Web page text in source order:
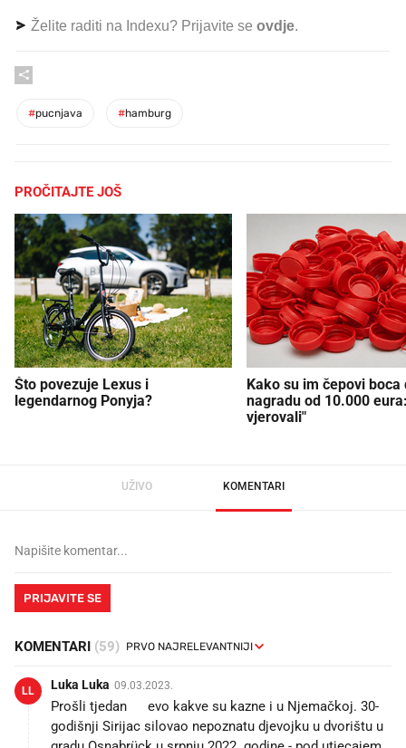
Želite raditi na Indexu? Prijavite se ovdje.
#pucnjava #hamburg
PROČITAJTE JOŠ
Što povezuje Lexus i
legendarnog Ponyja?
Kako su im čepovi boca
nagradu od 10.000
vjerovali"
UŽIVO KOMENTARI
PRIJAVITE SE
KOMENTARI (59)
LL Luka Luka 09.03.2023.
Prošli tjedan 👉evo kakve su kazne i u Njemačkoj. 30-
godišnji Sirijac silovao nepoznatu djevojku u dvorištu u